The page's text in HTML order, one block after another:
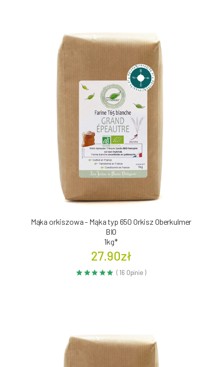
Mąka orkiszowa - Mąka typ 650 Orkisz Oberkulmer
BIO
1kg*
27.90zł
( 16 Opinie )